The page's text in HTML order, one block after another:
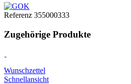
Referenz 355000333
Zugehörige Produkte
Wunschzettel
Schnellansicht